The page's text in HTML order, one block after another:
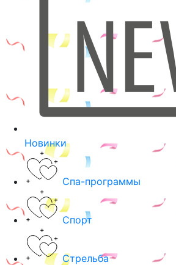
Новинки
Спа-программы
Спорт
Стрельба